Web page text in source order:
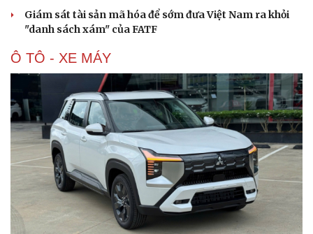
Văn hóa
Sân khấu - Điện ảnh
Văn học
Âm nhạc
Di sản
Nghệ sĩ
Thời trang
Sao Việt
Giám sát tài sản mã hóa để sớm đưa Việt Nam ra khỏi
"danh sách xám" của FATF
Ô TÔ - XE MÁY